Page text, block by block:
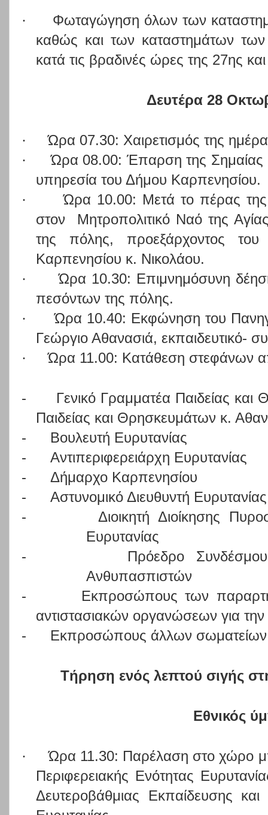
·
Φωταγώγηση όλων των
καθώς και των καταστημάτων
κατά τις βραδινές ώρες της 27ης
Δευτέρα 28
·
Ώρα 07.30: Χαιρετισμός της
·
Ώρα 08.00: Έπαρση της Σημαίας
υπηρεσία του Δήμου Καρπενησίου.
·
Ώρα 10.00: Μετά το πέρας της
στον
Μητροπολιτικό Ναό της
της πόλης, προεξάρχοντος του
Καρπενησίου κ. Νικολάου.
·
Ώρα 10.30: Επιμνημόσυνη
πεσόντων της πόλης.
·
Ώρα 10.40: Εκφώνηση του
Γεώργιο Αθανασιά, εκπαιδευτικό-
·
Ώρα 11.00: Κατάθεση στεφάνων
-
Γενικό Γραμματέα Παιδείας
Παιδείας και Θρησκευμάτων κ.
-
Βουλευτή Ευρυτανίας
-
Αντιπεριφερειάρχη Ευρυτανίας
-
Δήμαρχο Καρπενησίου
-
Αστυνομικό Διευθυντή Ευρυτανίας
-
Διοικητή Διοίκησης
Ευρυτανίας
-
Πρόεδρο
Ανθυπασπιστών
-
Εκπροσώπους των
αντιστασιακών οργανώσεων για την
-
Εκπροσώπους άλλων σωματείων
Τήρηση ενός λεπτού σιγής
Εθνικός
·
Ώρα 11.30: Παρέλαση στο χώρο
Περιφερειακής Ενότητας
Δευτεροβάθμιας Εκπαίδευσης